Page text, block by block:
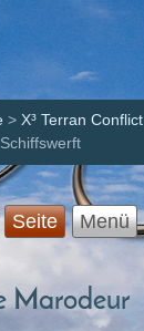
> X³ Terran Conflict
Seite Menü
Marodeur